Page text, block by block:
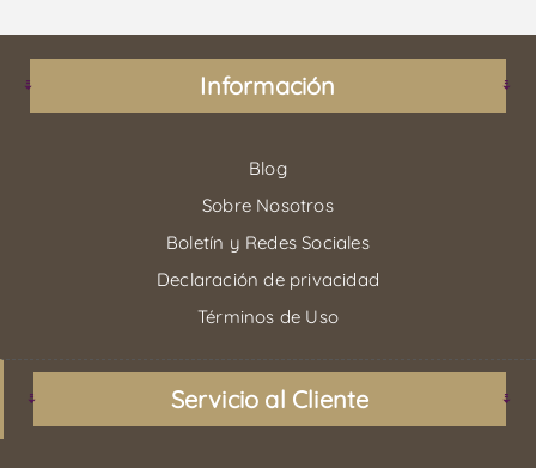
Información
Blog
Sobre Nosotros
Boletín y Redes Sociales
Declaración de privacidad
Términos de Uso
Servicio al Cliente